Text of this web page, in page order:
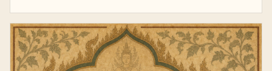
indicaciones para la formación profesional, una
infografía completa y una clara introducción al Curso
Privado de Exfoliación Corporal y Masaje con
Envoltura.